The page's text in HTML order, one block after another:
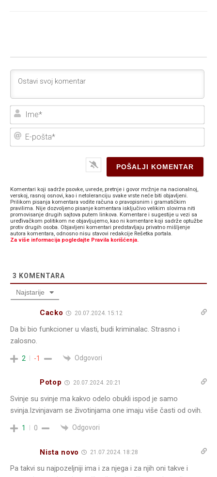
E-
Komentari koji sadrže psovke, uvrede, pretnje i govor mržnje na nacionalnoj,
verskoj, rasnoj osnovi, kao i netoleranciju svake vrste neće biti objavljeni.
Prilikom pisanja komentara vodite računa o pravopisnim i gramatičkim
pravilima. Nije dozvoljeno pisanje komentara isključivo velikim slovima niti
promovisanje drugih sajtova putem linkova. Komentare i sugestije u vezi sa
uređivačkom politikom ne objavljujemo, kao ni komentare koji sadrže optužbe
protiv drugih osoba. Objavljeni komentari predstavljaju privatno mišljenje
autora komentara, odnosno nisu stavovi redakcije Rešetka portala.
Za više informacija pogledajte Pravila korišćenja.
3 KOMENTARA
Najstarije
Cacko 20.07.2024. 15:12
Da bi bio funkcioner u vlasti, budi kriminalac. Strasno i
zalosno.
2 -1 Odgovori
Potop 20.07.2024. 20:21
Svinje su svinje ma kakvo odelo obukli ispod je samo
svinja.Izvinjavam se životinjama one imaju više časti od ovih.
1 0 Odgovori
Nista novo 21.07.2024. 18:28
Pa takvi su najpozeljniji ima i za njega i za njih oni takve i